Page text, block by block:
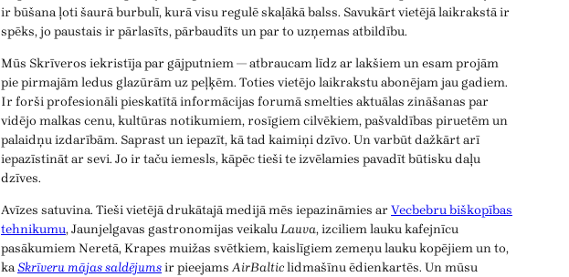
ir būšana ļoti šaurā burbulī, kurā visu regulē skaļākā balss. Savukārt vietējā laikrakstā ir
spēks, jo paustais ir pārlasīts, pārbaudīts un par to uzņemas atbildību.
Mūs Skrīveros iekristīja par gājputniem — atbraucam līdz ar lakšiem un esam projām
pie pirmajām ledus glazūrām uz peļķēm. Toties vietējo laikrakstu abonējam jau gadiem.
Ir forši profesionāli pieskatītā informācijas forumā smelties aktuālas zināšanas par
vidējo malkas cenu, kultūras notikumiem, rosīgiem cilvēkiem, pašvaldības piruetēm un
palaidņu izdarībām. Saprast un iepazīt, kā tad kaimiņi dzīvo. Un varbūt dažkārt arī
iepazīstināt ar sevi. Jo ir taču iemesls, kāpēc tieši te izvēlamies pavadīt būtisku daļu
dzīves.
Avīzes satuvina. Tieši vietējā drukātajā medijā mēs iepazināmies arVecbebru biškopības
tehnikumu, Jaunjelgavas gastronomijas veikaluLauva, izciliem lauku kafejnīcu
pasākumiem Neretā, Krapes muižas svētkiem, kaislīgiem zemeņu lauku kopējiem un to,
kaSkrīveru mājas saldējumsir pieejamsAirBalticlidmašīnu ēdienkartēs. Un mūsu